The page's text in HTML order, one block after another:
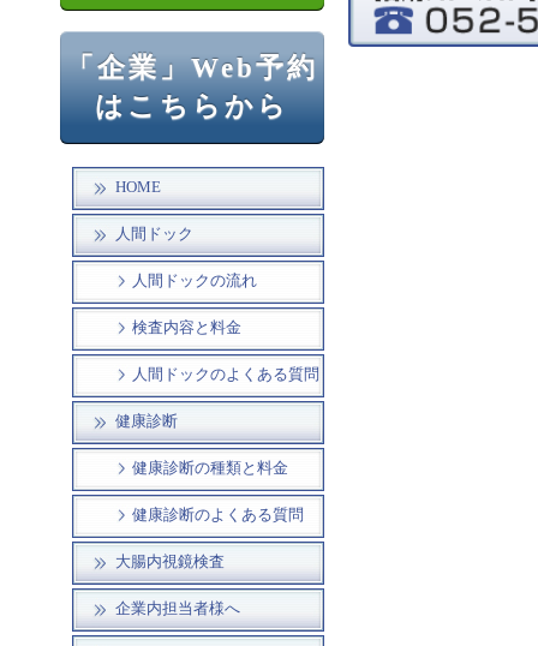
「企業」Web予約
はこちらから
HOME
人間ドック
人間ドックの流れ
検査内容と料金
人間ドックのよくある質問
健康診断
健康診断の種類と料金
健康診断のよくある質問
大腸内視鏡検査
企業内担当者様へ